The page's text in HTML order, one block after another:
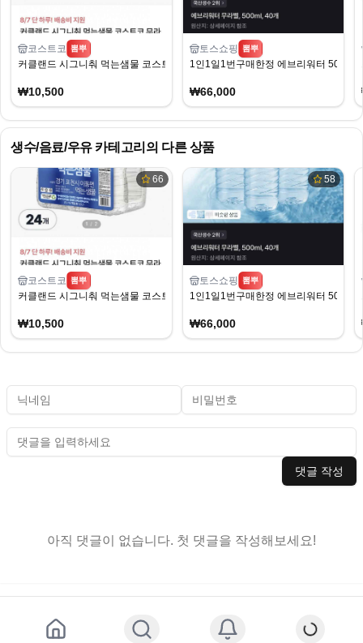
코스트코 뽐뿌
커클랜드 시그니춰 먹는샘물 코스트코 무라벨 생수 2L X 24병 (10,500원/무료)
₩10,500
토스쇼핑 뽐뿌
1인1일1번구매한정 에브리워터 500ml
₩66,000
생수/음료/우유카테고리의 다른 상품
66
코스트코 뽐뿌
커클랜드 시그니춰 먹는샘물 코스트코 무라벨 생수 2L X 24병 (10,500원/무료)
₩10,500
58
토스쇼핑 뽐뿌
1인1일1번구매한정 에브리워터 500ml
₩66,000
댓글 작성
아직 댓글이 없습니다. 첫 댓글을 작성해보세요!